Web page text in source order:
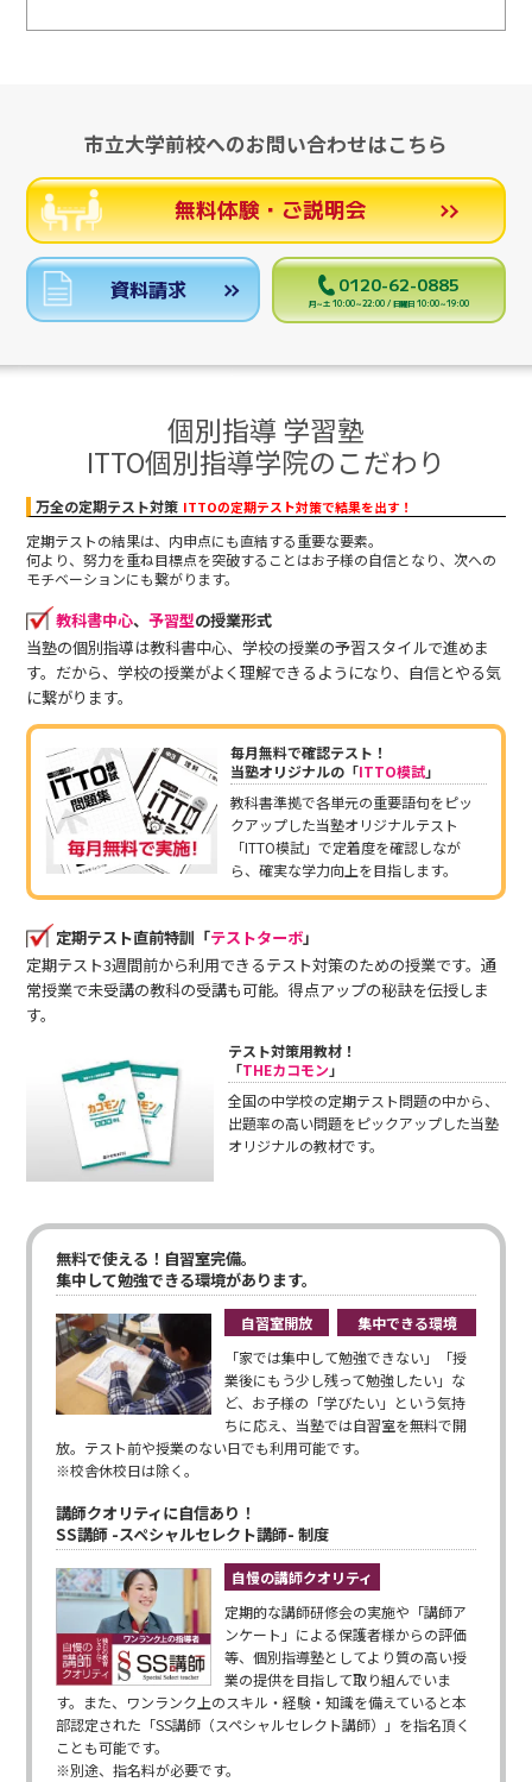
市立大学前校へのお問い合わせはこちら
無料体験・ご説明会
資料請求 0120-62-0885
月～土 10:00～22:00 / 日曜日 10:00～19:00
個別指導 学習塾
ITTO個別指導学院のこだわり
万全の定期テスト対策 ITTOの定期テスト対策で結果を出す！
定期テストの結果は、内申点にも直結する重要な要素。
何より、努力を重ね目標点を突破することはお子様の自信となり、次への
モチベーションにも繋がります。
教科書中心、 予習型の授業形式
当塾の個別指導は教科書中心、学校の授業の予習スタイルで進めま
す。だから、学校の授業がよく理解できるようになり、自信とやる気
に繋がります。
毎月無料で確認テスト！
当塾オリジナルの「ITTO模試」
教科書準拠で各単元の重要語句をピッ
クアップした当塾オリジナルテスト
「ITTO模試」で定着度を確認しなが
ら、確実な学力向上を目指します。
定期テスト直前特訓「テストターボ」
定期テスト3週間前から利用できるテスト対策のための授業です。通
常授業で未受講の教科の受講も可能。得点アップの秘訣を伝授しま
す。
テスト対策用教材！
「THEカコモン」
全国の中学校の定期テスト問題の中から、
出題率の高い問題をピックアップした当塾
オリジナルの教材です。
無料で使える！自習室完備。
集中して勉強できる環境があります。
自習室開放
集中できる環境
「家では集中して勉強できない」「授
業後にもう少し残って勉強したい」な
ど、お子様の「学びたい」という気持
ちに応え、当塾では自習室を無料で開
放。テスト前や授業のない日でも利用可能です。
※校舎休校日は除く。
講師クオリティに自信あり！
SS講師 -スペシャルセレクト講師- 制度
自慢の講師クオリティ
定期的な講師研修会の実施や「講師ア
ンケート」による保護者様からの評価
等、個別指導塾としてより質の高い授
業の提供を目指して取り組んでいま
す。また、ワンランク上のスキル・経験・知識を備えていると本
部認定された「SS講師（スペシャルセレクト講師）」を指名頂く
ことも可能です。
※別途、指名料が必要です。